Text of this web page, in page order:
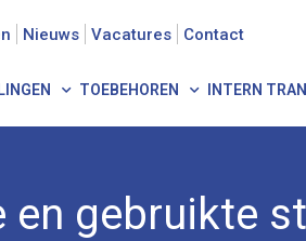
Nieuws Vacatures Contact
TOEBEHOREN INTERN
en gebruikte